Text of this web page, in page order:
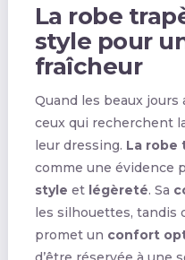
La robe
style pour
fraîcheur
Quand les beaux
ceux qui recherchent
leur dressing. La robe
comme une évidence
style et légèreté. Sa
les silhouettes, tandis
promet un confort